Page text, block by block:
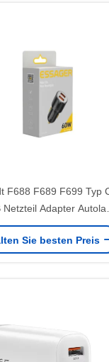
F688 F689 F699 Typ
Netzteil Adapter
66W 60W
Sie besten Preis